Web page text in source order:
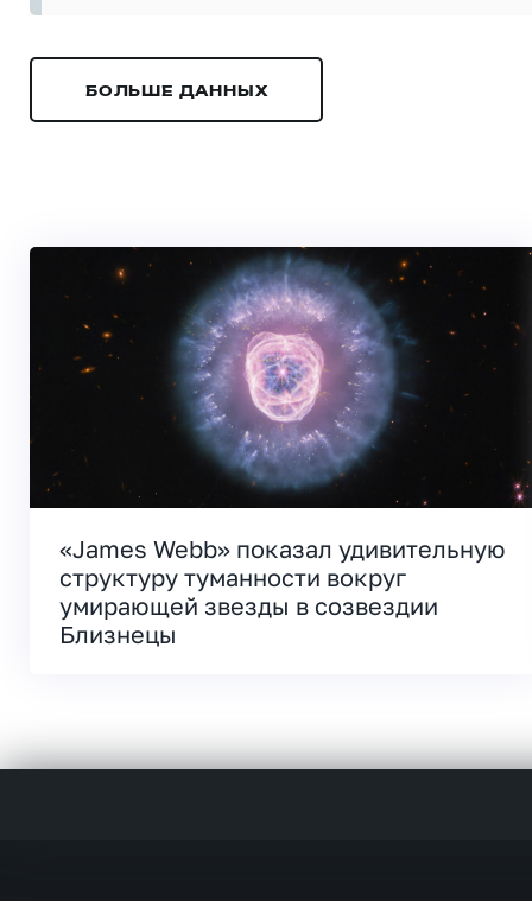
БОЛЬШЕ ДАННЫХ
«James Webb» показал удивительную
структуру туманности вокруг
умирающей звезды в созвездии
Близнецы